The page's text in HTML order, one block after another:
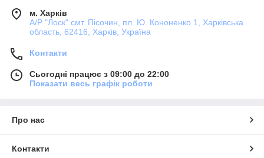
м. Харків
А/Р "Лоск" смт. Пісочин, пл. Ю. Кононенко 1, Харківська
область, 62416, Харків, Україна
Контакти
Сьогодні працює з 09:00 до 22:00
Показати весь графік роботи
Про нас
Контакти